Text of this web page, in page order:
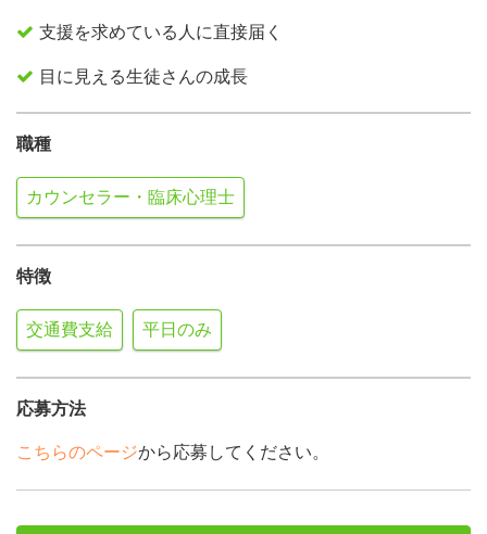
支援を求めている人に直接届く
目に見える生徒さんの成長
職種
カウンセラー・臨床心理士
特徴
交通費支給 平日のみ
応募方法
こちらのページから応募してください。